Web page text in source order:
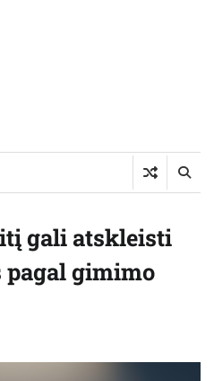
gali atskleisti
gimimo